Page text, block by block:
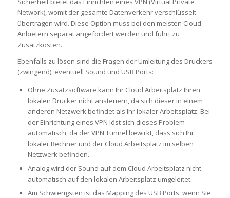
Network), womit der gesamte Datenverkehr verschlüsselt
übertragen wird. Diese Option muss bei den meisten Cloud
Anbietern separat angefordert werden und führt zu
Zusatzkosten.
Ebenfalls zu lösen sind die Fragen der Umleitung des Druckers
(zwingend), eventuell Sound und USB Ports:
Ohne Zusatzsoftware kann Ihr Cloud Arbeitsplatz Ihren
lokalen Drucker nicht ansteuern, da sich dieser in einem
anderen Netzwerk befindet als Ihr lokaler Arbeitsplatz. Bei
der Einrichtung eines VPN löst sich dieses Problem
automatisch, da der VPN Tunnel bewirkt, dass sich Ihr
lokaler Rechner und der Cloud Arbeitsplatz im selben
Netzwerk befinden.
Analog wird der Sound auf dem Cloud Arbeitsplatz nicht
automatisch auf den lokalen Arbeitsplatz umgeleitet.
Am Schwierigsten ist das Mapping des USB Ports: wenn Sie